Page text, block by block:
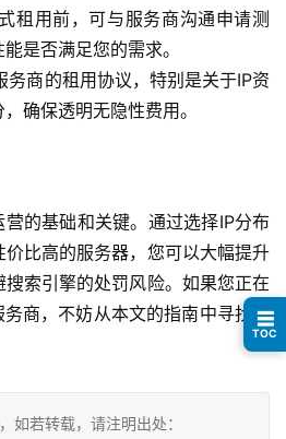
租用前，可与服务商沟通申请测
是否满足您的需求。
商的租用协议，特别是关于IP资
确保透明无隐性费用。
的基础和关键。通过选择IP分布
比高的服务器，您可以大幅提升
索引擎的处罚风险。如果您正在
商，不妨从本文的指南中寻找灵
如若转载，请注明出处：
☰
TOC